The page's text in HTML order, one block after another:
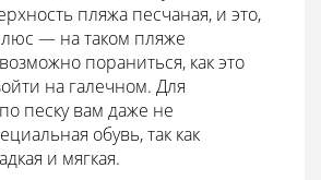
пляжа песчаная, и это,
— на таком пляже
пораниться, как это
на галечном. Для
песку вам даже не
обувь, так как
и мягкая.